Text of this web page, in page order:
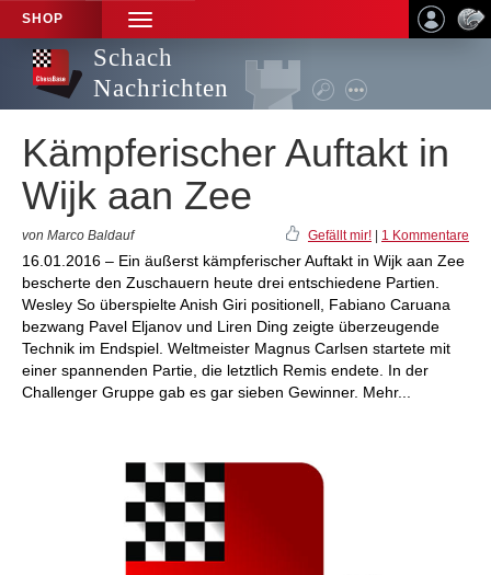
SHOP
TOGGLE
NAVIGATION
Schach
Nachrichten
Kämpferischer Auftakt in
Wijk aan Zee
von Marco Baldauf Gefällt mir! 1 Kommentare
16.01.2016 – Ein äußerst kämpferischer Auftakt in Wijk aan Zee
bescherte den Zuschauern heute drei entschiedene Partien.
Wesley So überspielte Anish Giri positionell, Fabiano Caruana
bezwang Pavel Eljanov und Liren Ding zeigte überzeugende
Technik im Endspiel. Weltmeister Magnus Carlsen startete mit
einer spannenden Partie, die letztlich Remis endete. In der
Challenger Gruppe gab es gar sieben Gewinner. Mehr...